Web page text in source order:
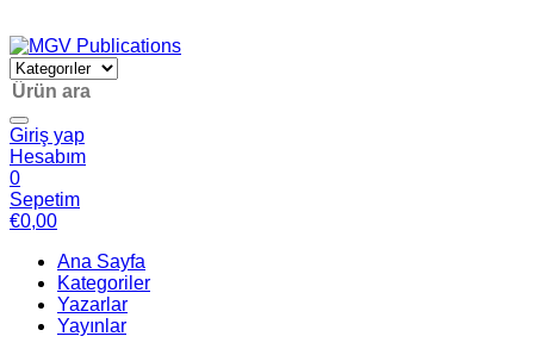
Giriş yap
Hesabım
0
Sepetim
€0,00
Ana Sayfa
Kategoriler
Yazarlar
Yayınlar